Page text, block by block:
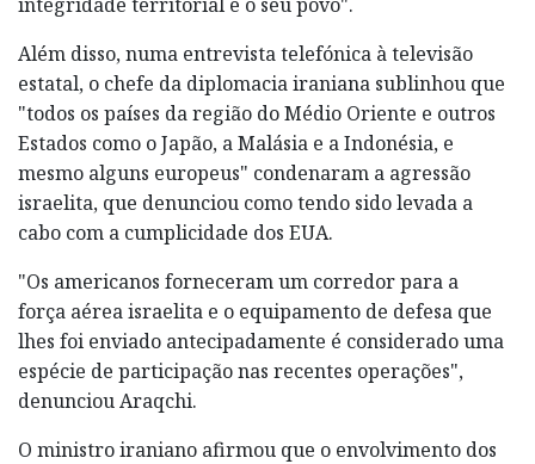
Além disso, numa entrevista telefónica à televisão
estatal, o chefe da diplomacia iraniana sublinhou que
"todos os países da região do Médio Oriente e outros
Estados como o Japão, a Malásia e a Indonésia, e
mesmo alguns europeus" condenaram a agressão
israelita, que denunciou como tendo sido levada a
cabo com a cumplicidade dos EUA.
"Os americanos forneceram um corredor para a
força aérea israelita e o equipamento de defesa que
lhes foi enviado antecipadamente é considerado uma
espécie de participação nas recentes operações",
denunciou Araqchi.
O ministro iraniano afirmou que o envolvimento dos